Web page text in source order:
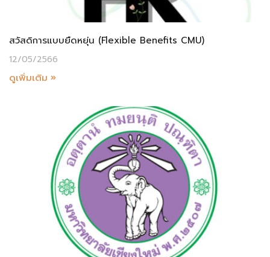
สวัสดิการแบบยืดหยุ่น (Flexible Benefits CMU)
12/05/2566
ดูเพิ่มเติม »